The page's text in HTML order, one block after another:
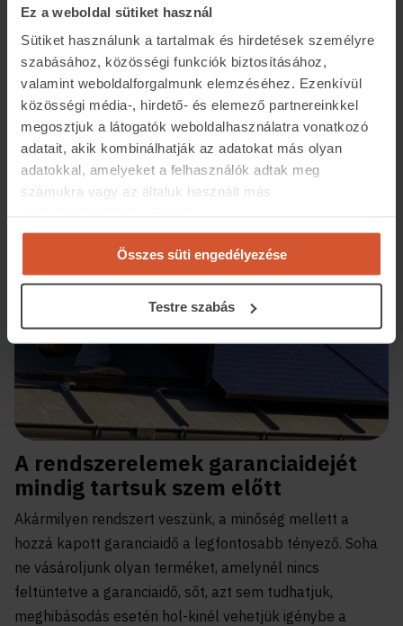
Ez a weboldal sütiket használ
Sütiket használunk a tartalmak és hirdetések személyre
szabásához, közösségi funkciók biztosításához,
valamint weboldalforgalmunk elemzéséhez. Ezenkívül
közösségi média-, hirdető- és elemező partnereinkkel
megosztjuk a látogatók weboldalhasználatra vonatkozó
adatait, akik kombinálhatják az adatokat más olyan
adatokkal, amelyeket a felhasználók adtak meg
számukra vagy az általuk használt más
Összes süti engedélyezése
Testre szabás
A rendszerelemek garanciaidejét
mindig tartsuk szem előtt
Akármilyen rendszert veszünk, a minőség mellett a
hozzá kapott garanciaidő a legfontosabb tényező. Soha
ne vásároljunk olyan terméket, amelynél nincs
feltüntetve a garanciaidő, sőt, azt sem tudhatjuk,
meghibásodás esetén hol-kinél vehetjük igénybe a